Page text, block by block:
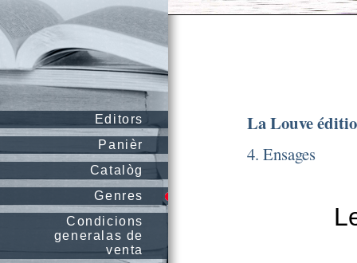
Editors
Panièr
Catalòg
Genres
Condicions
generalas de
venta
La Louve
4. Ensages